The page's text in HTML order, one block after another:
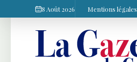
8 Août 2026 Mentions légales